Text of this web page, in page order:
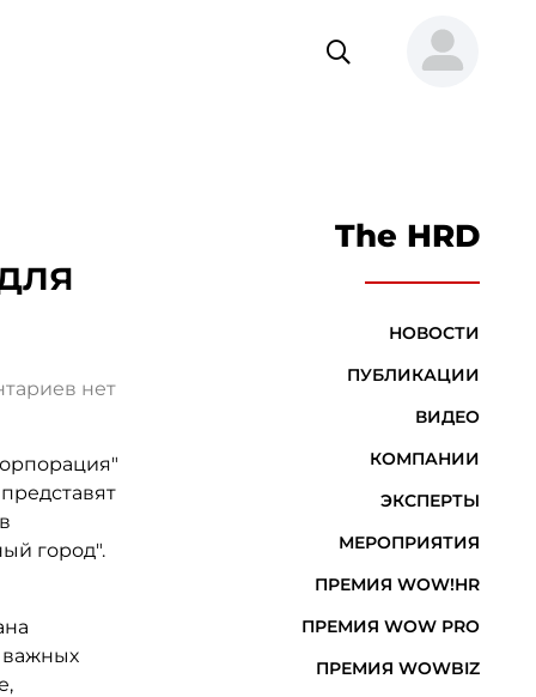
нет
город".
важных
The HRD
НОВОСТИ
ПУБЛИКАЦИИ
ВИДЕО
КОМПАНИИ
ЭКСПЕРТЫ
МЕРОПРИЯТИЯ
ПРЕМИЯ WOW!HR
ПРЕМИЯ WOW PRO
ПРЕМИЯ WOWBIZ